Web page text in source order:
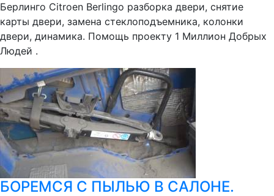
Берлинго Citroen Berlingo разборка двери, снятие
карты двери, замена стеклоподъемника, колонки
двери, динамика. Помощь проекту 1 Миллион Добрых
Людей .
БОРЕМСЯ С ПЫЛЬЮ В САЛОНЕ.